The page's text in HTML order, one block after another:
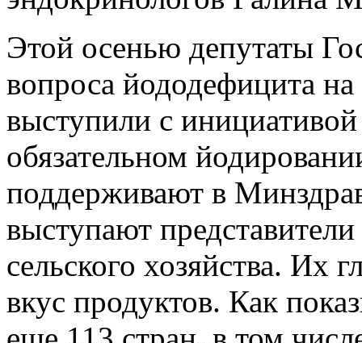
Этой осенью депутаты
вопроса йододефицита
выступили с
обязательном
поддерживают в
выступают
сельского хозяйства. Их
вкус продуктов. Как